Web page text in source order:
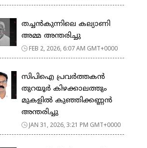
തച്ചൻകുന്നിലെ കല്യാണി
അമ്മ അന്തരിച്ചു
FEB 2, 2026, 6:07 AM GMT+0000
സിപിഐ പ്രവർത്തകൻ
തുറയൂർ കിഴക്കാലത്തും
മുകളിൽ കുഞ്ഞിക്കണ്ണൻ
അന്തരിച്ചു
JAN 31, 2026, 3:21 PM GMT+0000